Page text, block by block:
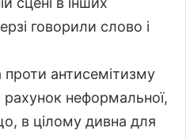
говорили слово і
антисемітизму
неформальної,
в цілому дивна для